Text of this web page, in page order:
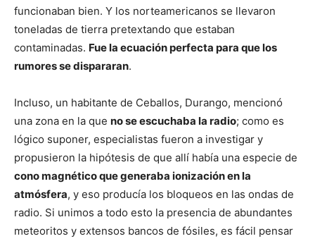
funcionaban bien. Y los norteamericanos se llevaron
toneladas de tierra pretextando que estaban
contaminadas. Fue la ecuación perfecta para que los
rumores se dispararan.
Incluso, un habitante de Ceballos, Durango, mencionó
una zona en la que no se escuchaba la radio; como es
lógico suponer, especialistas fueron a investigar y
propusieron la hipótesis de que allí había una especie de
cono magnético que generaba ionización en la
atmósfera, y eso producía los bloqueos en las ondas de
radio. Si unimos a todo esto la presencia de abundantes
meteoritos y extensos bancos de fósiles, es fácil pensar